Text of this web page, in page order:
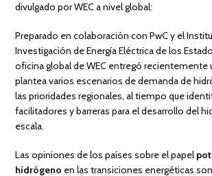
divulgado por WEC a nivel global:
Preparado en colaboración con PwC y el
Investigación de Energía Eléctrica de los
oficina global de WEC entregó recientemente
plantea varios escenarios de demanda de
las prioridades regionales, al tiempo que
facilitadores y barreras para el desarrollo del
escala.
Las opiniones de los países sobre el papel
hidrógeno en las transiciones energéticas